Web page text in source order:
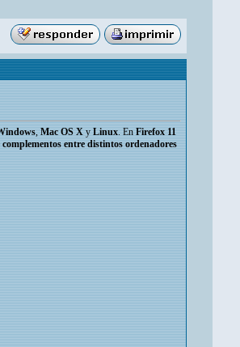
,Mac OS XyLinux. EnFirefox 11
entre distintos ordenadores